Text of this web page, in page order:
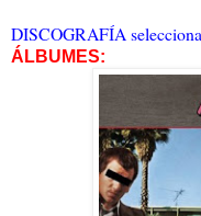
DISCOGRAFÍA
ÁLBUMES: